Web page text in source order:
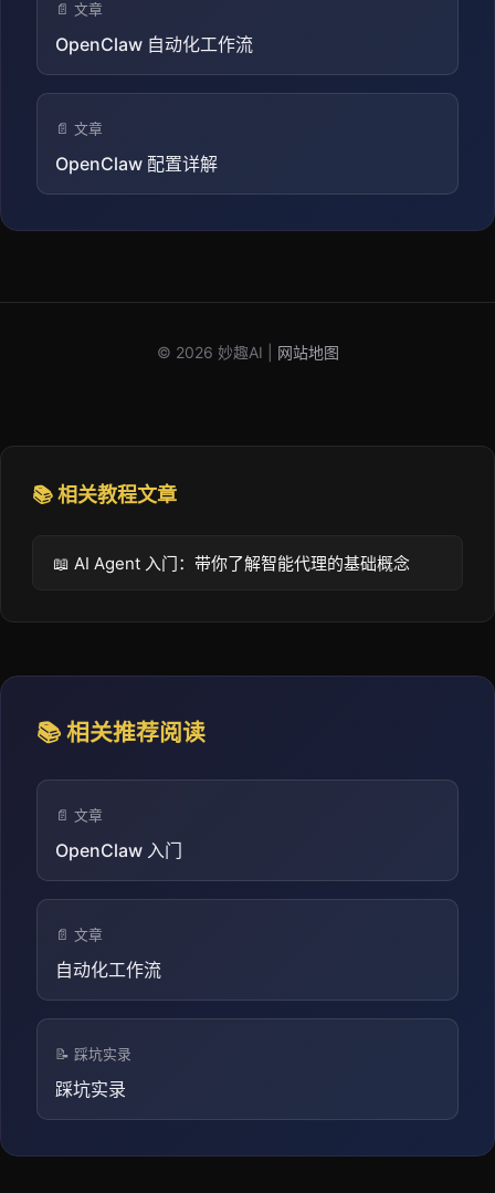
📄 文章
OpenClaw 自动化工作流
📄 文章
OpenClaw 配置详解
© 2026 妙趣AI | 网站地图
📚 相关教程文章
📖 AI Agent 入门：带你了解智能代理的基础概念
📚 相关推荐阅读
📄 文章
OpenClaw 入门
📄 文章
自动化工作流
📝 踩坑实录
踩坑实录